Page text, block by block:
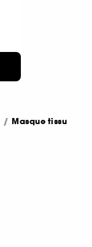
Masque tissu